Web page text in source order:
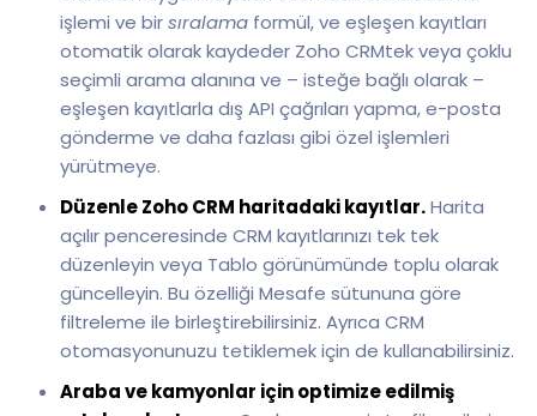
işlemi ve birsıralama formül, ve eşleşen kayıtları
otomatik olarak kaydeder Zoho CRMtek veya çoklu
seçimli arama alanına ve – isteğe bağlı olarak –
eşleşen kayıtlarla dış API çağrıları yapma, e-posta
gönderme ve daha fazlası gibi özel işlemleri
yürütmeye.
Düzenle Zoho CRM haritadaki kayıtlar.Harita
açılır penceresinde CRM kayıtlarınızı tek tek
düzenleyin veya Tablo görünümünde toplu olarak
güncelleyin. Bu özelliği Mesafe sütununa göre
filtreleme ile birleştirebilirsiniz. Ayrıca CRM
otomasyonunuzu tetiklemek için de kullanabilirsiniz.
Araba ve kamyonlar için optimize edilmiş